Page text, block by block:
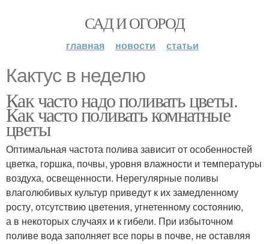
САД И ОГОРОД
главная новости статьи
Кактус в неделю
Как часто надо поливать цветы.
Как часто поливать комнатные
цветы
Оптимальная частота полива зависит от особенностей
цветка, горшка, почвы, уровня влажности и температуры
воздуха, освещенности. Нерегулярные поливы
влаголюбивых культур приведут к их замедленному
росту, отсутствию цветения, угнетенному состоянию,
а в некоторых случаях и к гибели. При избыточном
поливе вода заполняет все поры в почве, не оставляя